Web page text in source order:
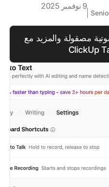
9 نوفمبر 2025
مصقولة والمزيد مع
ClickUp